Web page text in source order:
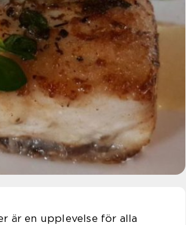
är en upplevelse för alla